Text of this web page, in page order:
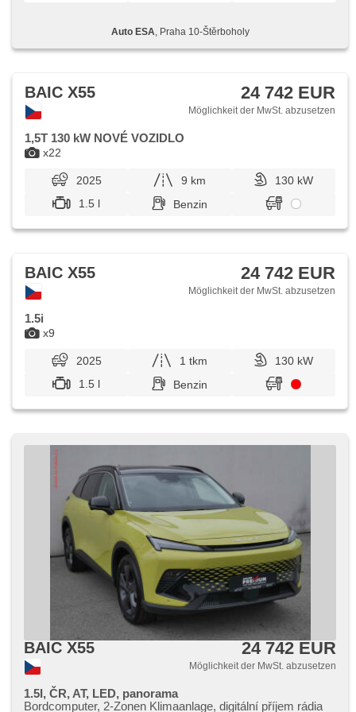
ABS, isofix, Fahrkamera, elektronická ruční brzda, 360°
monitorovací systém (AVM), Beifahrerairbagdeaktivierung,
Auto ESA , Praha 10-Štěrboholy
x22
BAIC X55 24 742 EUR
Möglichkeit der MwSt. abzusetzen
1,5T 130 kW NOVÉ VOZIDLO
2025 9 km
130 kW
1.5 l
Benzin
x9
BAIC X55 24 742 EUR
Möglichkeit der MwSt. abzusetzen
1.5i
2025 1 tkm
130 kW
1.5 l
Benzin
BAIC X55 24 742 EUR
Möglichkeit der MwSt. abzusetzen
1.5I, ČR, AT, LED, panorama
Bordcomputer, 2-Zonen Klimaanlage, digitální příjem rádia